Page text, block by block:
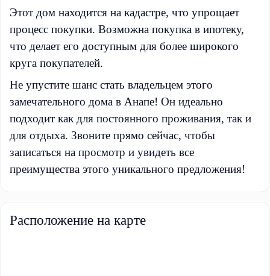
Этот дом находится на кадастре, что упрощает
процесс покупки. Возможна покупка в ипотеку,
что делает его доступным для более широкого
круга покупателей.
Не упустите шанс стать владельцем этого
замечательного дома в Анапе! Он идеально
подходит как для постоянного проживания, так и
для отдыха. Звоните прямо сейчас, чтобы
записаться на просмотр и увидеть все
преимущества этого уникального предложения!
Расположение на карте